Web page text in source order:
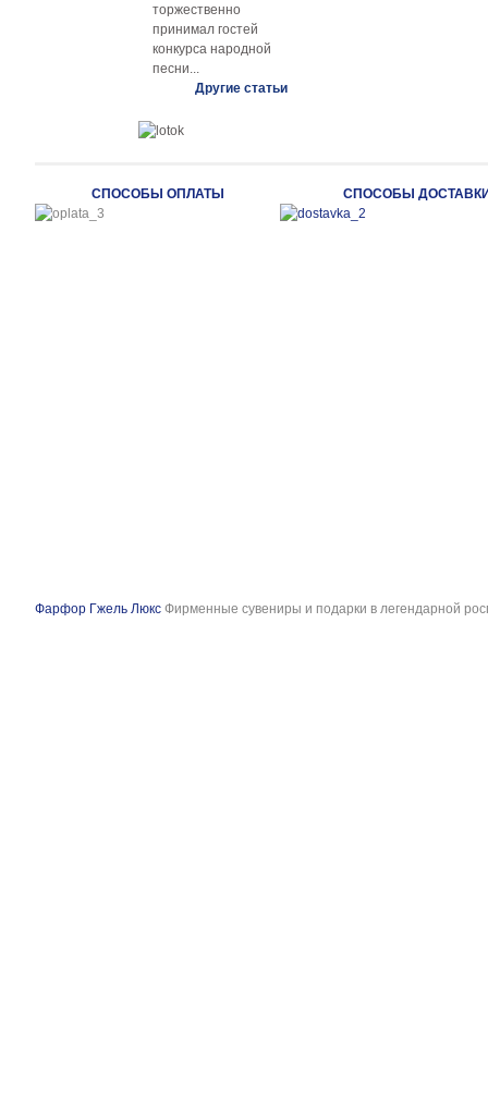
торжественно
принимал гостей
конкурса народной
песни...
Другие статьи
СПОСОБЫ ОПЛАТЫ СПОСОБЫ
Фарфор Гжель Люкс Фирменные сувениры и подарки в легендарной